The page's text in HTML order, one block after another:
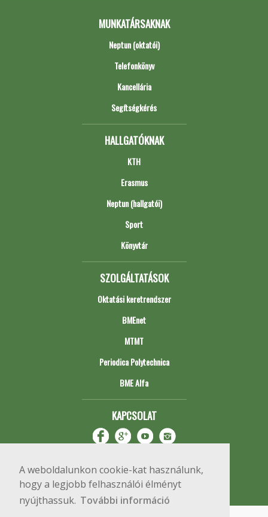
A weboldalunkon cookie-kat használunk,
hogy a legjobb felhasználói élményt
nyújthassuk. További információ
MUNKATÁRSAKNAK
Neptun (oktatói)
Telefonkönyv
Kancellária
Segítségkérés
HALLGATÓKNAK
KTH
Erasmus
Neptun (hallgatói)
Sport
Könyvtár
SZOLGÁLTATÁSOK
Oktatási keretrendszer
BMEnet
MTMT
Periodica Polytechnica
BME Alfa
KAPCSOLAT